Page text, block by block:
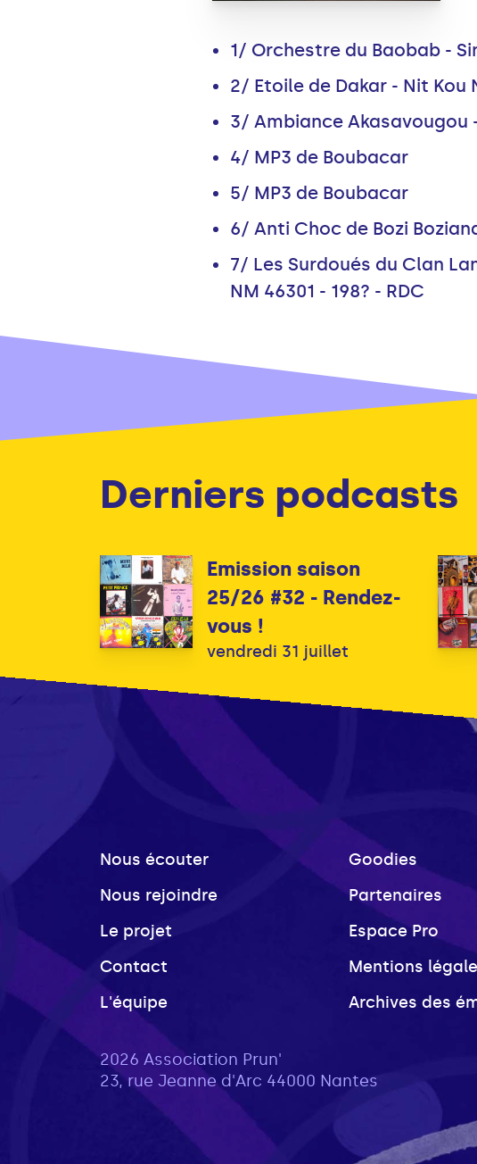
1/ Orchestre du Baobab -
2/ Etoile de Dakar - Nit Kou
3/ Ambiance Akasavougou
4/ MP3 de Boubacar
5/ MP3 de Boubacar
6/ Anti Choc de Bozi
7/ Les Surdoués du Clan
NM 46301 - 198? - RDC
Derniers podcasts
Emission saison
25/26 #32 - Rendez-
vous !
vendredi 31 juillet
Nous écouter
Nous rejoindre
Le projet
Contact
L'équipe
Goodies
Partenaires
Espace Pro
Mentions
Archives des
2026 Association Prun'
23, rue Jeanne d'Arc 44000 Nantes